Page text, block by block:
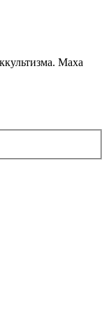
Маха